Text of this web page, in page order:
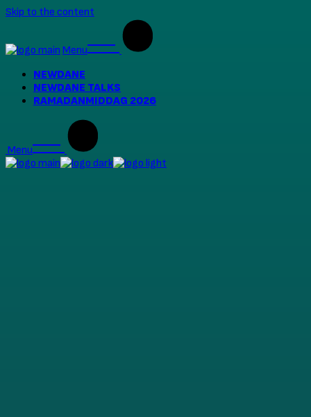
Skip to the content
Menu
NEWDANE
NEWDANE TALKS
RAMADANMIDDAG 2026
Menu